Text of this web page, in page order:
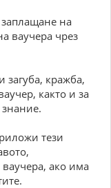
на
ваучера чрез
загуба, кражба,
както и за
тези
ваучера, ако има